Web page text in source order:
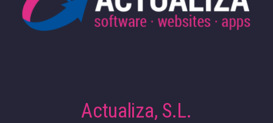
Actualiza, S.L.